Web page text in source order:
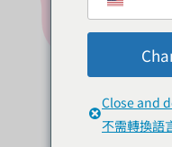
Close and
不需轉換語